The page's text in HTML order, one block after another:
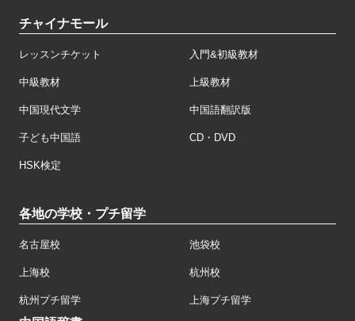
チャイナモール
レッスンチケット 入門&初級教材
中級教材 上級教材
中国現代文学 中国語翻訳版
子ども中国語 CD・DVD
HSK検定
各地の学校・プチ留学
名古屋校 池袋校
上海校 杭州校
杭州プチ留学 上海プチ留学